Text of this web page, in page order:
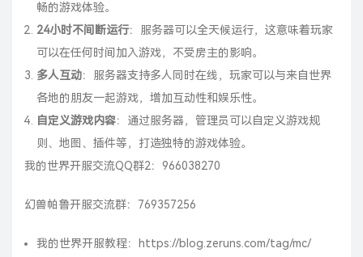
畅的游戏体验。
24小时不间断运行：服务器可以全天候运行，这意味着玩家
可以在任何时间加入游戏，不受房主的影响。
多人互动：服务器支持多人同时在线，玩家可以与来自世界
各地的朋友一起游戏，增加互动性和娱乐性。
自定义游戏内容：通过服务器，管理员可以自定义游戏规
则、地图、插件等，打造独特的游戏体验。
我的世界开服交流QQ群2： 966038270
幻兽帕鲁开服交流群： 769357256
我的世界开服教程：
https://blog.zeruns.com/tag/mc/